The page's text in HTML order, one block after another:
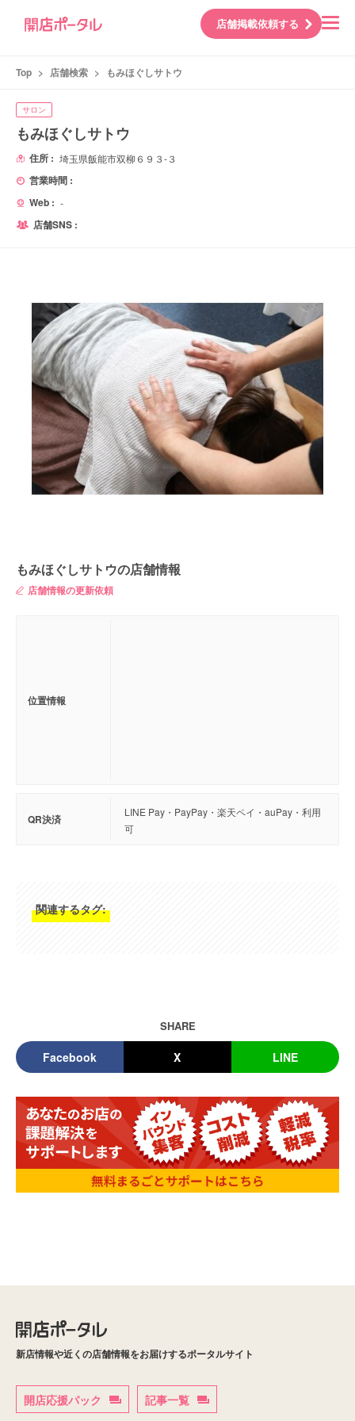
店舗掲載依頼する
Top > 店舗検索 > もみほぐしサトウ
サロン
もみほぐしサトウ
住所 : 埼玉県飯能市双柳６９３-３
営業時間 :
Web : -
店舗SNS :
もみほぐしサトウの店舗情報
店舗情報の更新依頼
位置情報
QR決済
LINE Pay・PayPay・楽天ペイ・auPay・利用
可
関連するタグ:
SHARE
Facebook X LINE
新店情報や近くの店舗情報をお届けするポータルサイト
開店応援パック 記事一覧